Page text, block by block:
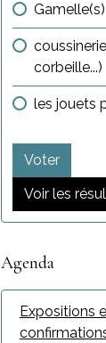
Gamelle(s)
corbeille...)
les jouets
Voter
Voir les
Agenda
Expositions